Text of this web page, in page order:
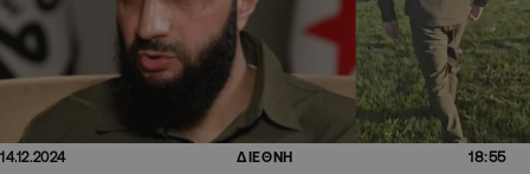
14.12.2024 ΔΙΕΘΝΗ 18:55